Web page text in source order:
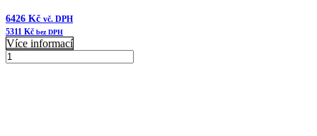
6426 Kč vč. DPH
5311 Kč bez DPH
Více informací
B100504